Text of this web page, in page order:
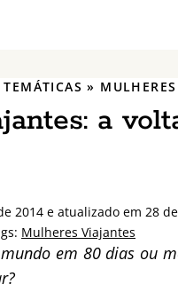
TEMÁTICAS »
a
2014 e atualizado em 28
Mulheres Viajantes
em 80 dias ou